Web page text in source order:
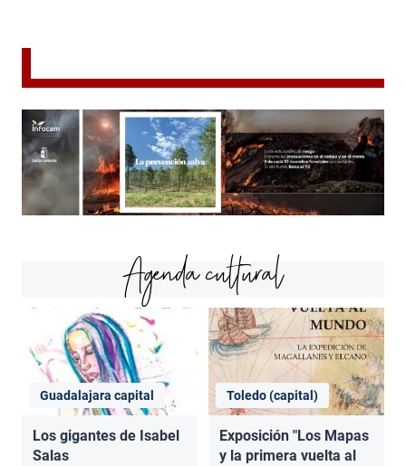
Agenda cultural
Guadalajara capital
Los gigantes de Isabel
Salas
Toledo (capital)
Exposición "Los Mapas
y la primera vuelta al